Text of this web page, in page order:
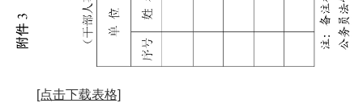
[点击下载表格]